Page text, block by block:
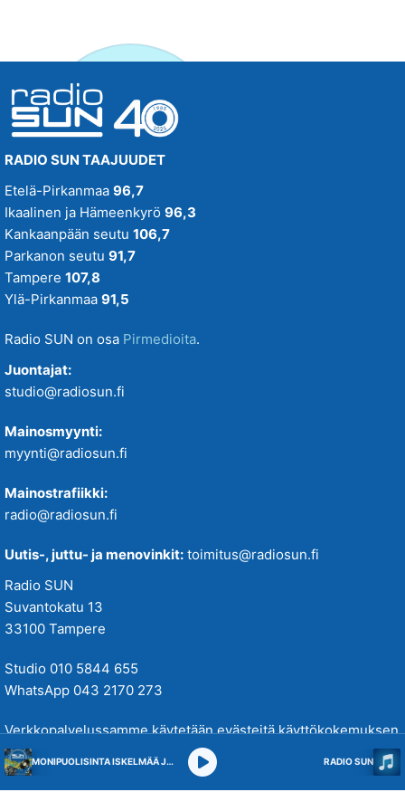
RADIO SUN TAAJUUDET
Etelä-Pirkanmaa 96,7
Ikaalinen ja Hämeenkyrö 96,3
Kankaanpään seutu 106,7
Parkanon seutu 91,7
Tampere 107,8
Ylä-Pirkanmaa 91,5
Radio SUN on osa Pirmedioita.
Juontajat:
studio@radiosun.fi
Mainosmyynti:
myynti@radiosun.fi
Mainostrafiikki:
radio@radiosun.fi
Uutis-, juttu- ja menovinkit: toimitus@radiosun.fi
Radio SUN
Suvantokatu 13
33100 Tampere
Studio 010 5844 655
WhatsApp 043 2170 273
Verkkopalvelussamme käytetään evästeitä käyttökokemuksen
parantamiseksi. Tutustu tietosuojakäytäntöihimme
MONIPUOLISINTA ISKELMÄÄ JA PARASTA POPPIA RADIO SUN